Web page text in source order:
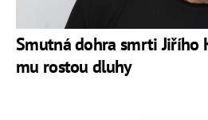
Smutná dohra smrti Jiřího
mu rostou dluhy